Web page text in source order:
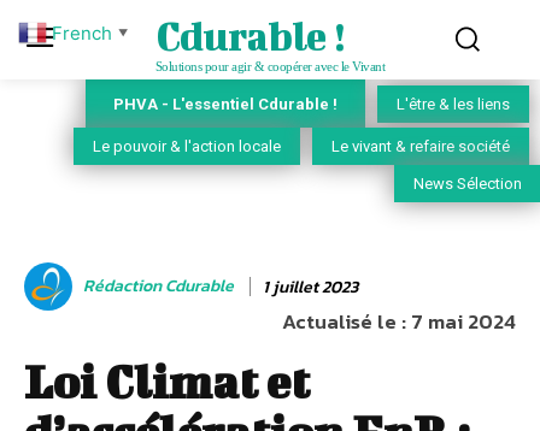
Cdurable !
Solutions pour agir & coopérer avec le Vivant
PHVA - L'essentiel Cdurable ! L'être & les liens
Le pouvoir & l'action locale Le vivant & refaire société
News Sélection
Rédaction Cdurable 1 juillet 2023
Actualisé le :7 mai 2024
Loi Climat et
French ▼